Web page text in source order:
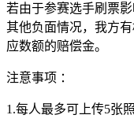
若由于参赛选手刷票
其他负面情况，我方
应数额的赔偿金。
注意事项 ：
1.每人最多可上传5张照